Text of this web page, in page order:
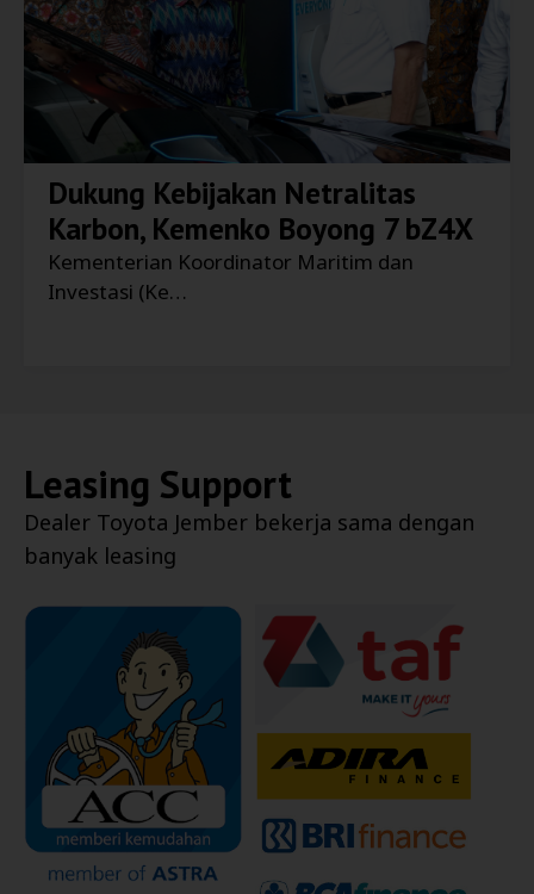
Dukung Kebijakan Netralitas
Karbon, Kemenko Boyong 7 bZ4X
Kementerian Koordinator Maritim dan
Investasi (Ke…
Leasing Support
Dealer Toyota Jember bekerja sama dengan
banyak leasing